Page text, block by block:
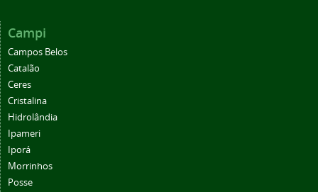
Campi
Campos Belos
Catalão
Ceres
Cristalina
Hidrolândia
Ipameri
Iporá
Morrinhos
Posse